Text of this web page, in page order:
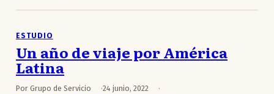
ESTUDIO
Un año de viaje por América
Latina
Por Grupo de Servicio
24 junio, 2022